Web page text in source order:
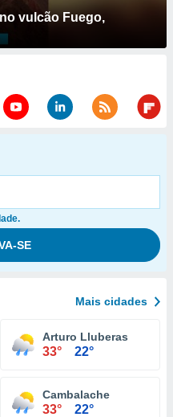
vulcão Fuego,
Mais cidades
Arturo Lluberas
33° 22°
Cambalache
33° 22°